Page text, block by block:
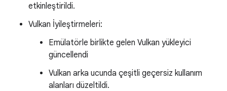
etkinleştirildi.
Vulkan İyileştirmeleri:
Emülatörle birlikte gelen Vulkan yükleyici
güncellendi
Vulkan arka ucunda çeşitli geçersiz kullanım
alanları düzeltildi.